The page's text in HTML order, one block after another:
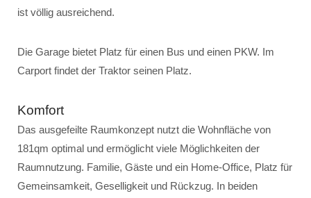
ist völlig ausreichend.
Die Garage bietet Platz für einen Bus und einen PKW. Im
Carport findet der Traktor seinen Platz.
Komfort
Das ausgefeilte Raumkonzept nutzt die Wohnfläche von
181qm optimal und ermöglicht viele Möglichkeiten der
Raumnutzung. Familie, Gäste und ein Home-Office, Platz für
Gemeinsamkeit, Geselligkeit und Rückzug. In beiden